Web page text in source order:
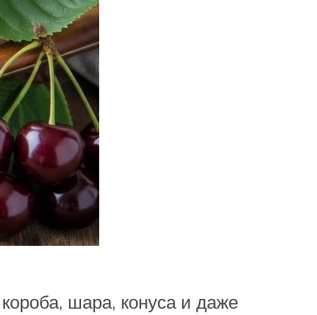
шара, конуса и даже